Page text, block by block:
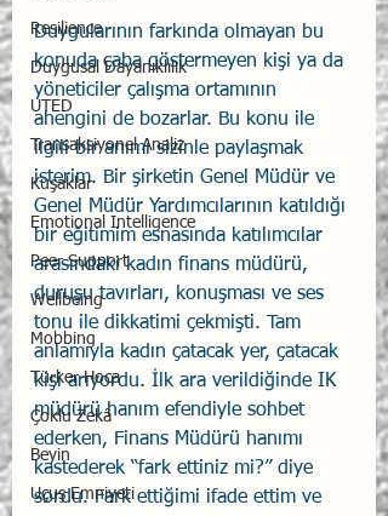
Resilience
Duygusal Dayanıklılık
UTED
Transaksiyonel Analiz
Kuşaklar
Emotional Intelligence
Peer Support
Wellbeing
Mobbing
Türker Hoca
Çoklu Zekâ
Beyin
Uçuş Emniyeti
Duygularının farkında olmayan bu
konuda çaba göstermeyen kişi ya da
yöneticiler çalışma ortamının
ahengini de bozarlar. Bu konu ile
ilgili bir anımı sizinle paylaşmak
isterim. Bir şirketin Genel Müdür ve
Genel Müdür Yardımcılarının katıldığı
bir eğitimim esnasında katılımcılar
arasındaki kadın finans müdürü,
duruşu tavırları, konuşması ve ses
tonu ile dikkatimi çekmişti. Tam
anlamıyla kadın çatacak yer, çatacak
kişi arıyordu. İlk ara verildiğinde IK
müdürü hanım efendiyle sohbet
ederken, Finans Müdürü hanımı
kastederek “fark ettiniz mi?” diye
sordu. Fark ettiğimi ifade ettim ve